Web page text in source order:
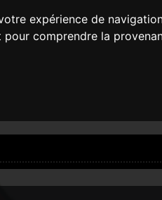
expérience de
comprendre la
?
ça vaut le